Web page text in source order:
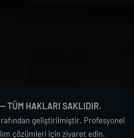
TÜM HAKLARI SAKLIDIR.
geliştirilmiştir. Profesyonel
çözümleri için ziyaret edin.